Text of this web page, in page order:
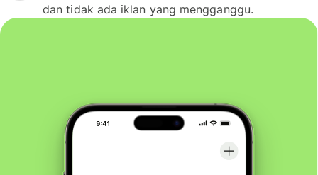
dan tidak ada iklan yang mengganggu.